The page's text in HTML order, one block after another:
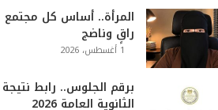
المرأة.. أساس كل مجتمع
راقٍ وناضج
1 أغسطس، 2026
برقم الجلوس.. رابط نتيجة
الثانوية العامة 2026